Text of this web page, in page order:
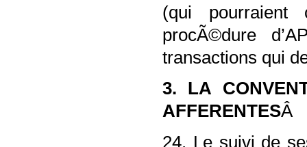
(qui
procÃ©dure
transactions qui
3. LA
AFFERENTESÂ
24. Le suivi de